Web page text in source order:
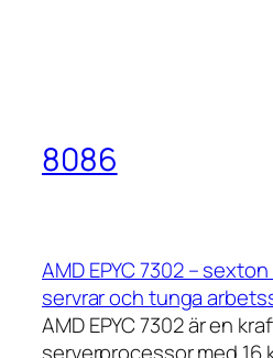
8086
AMD EPYC 7302 –
servrar och tunga
AMD EPYC 7302 är en